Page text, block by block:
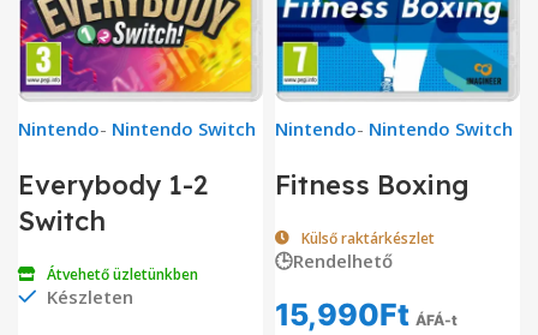
Nintendo- Nintendo Switch
Everybody 1-2
Switch
Átvehető üzletünkben
Készleten
Nintendo- Nintendo Switch
Fitness Boxing
Külső raktárkészlet
🕒Rendelhető
15,990Ft ÁFÁ-t